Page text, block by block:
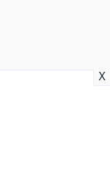
X